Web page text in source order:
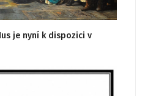
je nyní k dispozici v